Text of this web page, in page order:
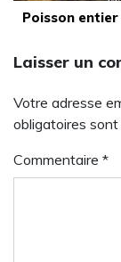
Poisson
Laisser un
Votre adresse
obligatoires
Commentaire *